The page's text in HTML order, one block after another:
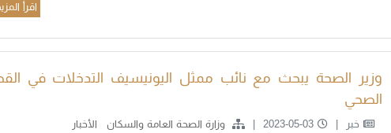
اقرأ
وزير الصحة يبحث مع نائب ممثل اليونيسيف التدخلات في
الصحي
خبر 2023-05-03 وزارة الصحة العامة والسكان الأخبار